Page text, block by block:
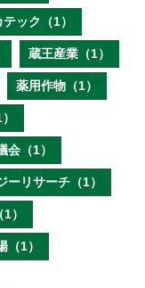
ック（1）
蔵王産業（1）
薬用作物（1）
会（1）
ーリサーチ（1）
）
（1）